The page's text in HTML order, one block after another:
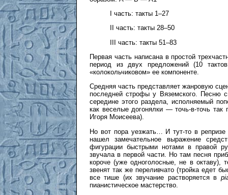
I часть: такты 1–27
II часть: такты 28–50
III часть: такты 51–83
Первая часть написана в простой
период из двух предложений (10
«колокольчиковом» ее компоненте.
Средняя часть представляет жанровую
последней строфы у Вяземского. Песню
середине этого раздела, исполняемый
как веселые догонялки — точь-в-точь так
Игоря Моисеева).
Но вот пора уезжать… И тут-то в
нашел замечательное выражение
фигурации быстрыми нотами в правой
звучала в первой части. Но там песня
короче (уже одноголосные, не в октаву),
звенят так же переливчато (тройка едет
все тише (их звучание растворяется в
пианистическое мастерство.